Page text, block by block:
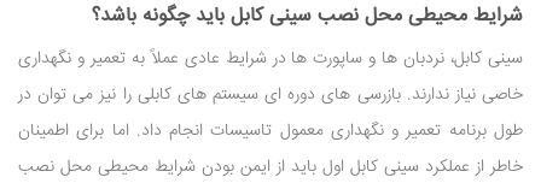
شرایط محیطی محل نصب سینی کابل باید چگونه باشد؟
سینی کابل، نردبان ها و ساپورت ها در شرایط عادی عملاً به تعمیر و نگهداری
خاصی نیاز ندارند. بازرسی های دوره ای سیستم های کابلی را نیز می توان در
طول برنامه تعمیر و نگهداری معمول تاسیسات انجام داد. اما برای اطمینان
خاطر از عملکرد سینی کابل اول باید از ایمن بودن شرایط محیطی محل نصب